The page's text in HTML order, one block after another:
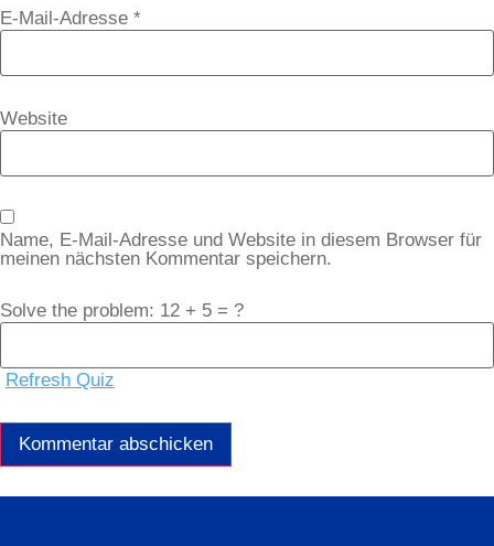
E-Mail-Adresse *
Website
Name, E-Mail-Adresse und Website in diesem Browser für
meinen nächsten Kommentar speichern.
Solve the problem: 12 + 5 = ?
Refresh Quiz